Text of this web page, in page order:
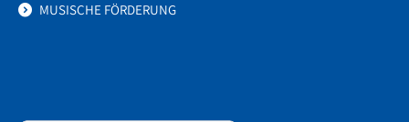
MUSISCHE FÖRDERUNG